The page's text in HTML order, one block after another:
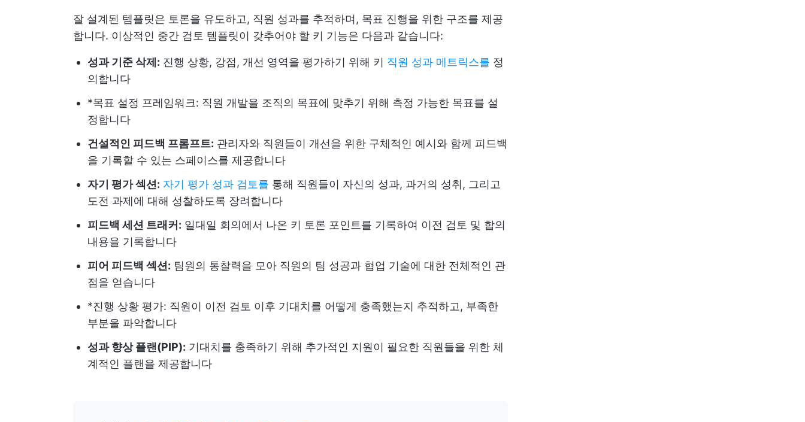
잘 설계된 템플릿은 토론을 유도하고, 직원 성과를 추적하며, 목표 진행을 위한 구조를 제공
합니다. 이상적인 중간 검토 템플릿이 갖추어야 할 키 기능은 다음과 같습니다:
성과 기준 삭제: 진행 상황, 강점, 개선 영역을 평가하기 위해 키 직원 성과 메트릭스를 정
의합니다
*목표 설정 프레임워크: 직원 개발을 조직의 목표에 맞추기 위해 측정 가능한 목표를 설
정합니다
건설적인 피드백 프롬프트: 관리자와 직원들이 개선을 위한 구체적인 예시와 함께 피드백
을 기록할 수 있는 스페이스를 제공합니다
자기 평가 섹션: 자기 평가 성과 검토를 통해 직원들이 자신의 성과, 과거의 성취, 그리고
도전 과제에 대해 성찰하도록 장려합니다
피드백 세션 트래커: 일대일 회의에서 나온 키 토론 포인트를 기록하여 이전 검토 및 합의
내용을 기록합니다
피어 피드백 섹션: 팀원의 통찰력을 모아 직원의 팀 성공과 협업 기술에 대한 전체적인 관
점을 얻습니다
*진행 상황 평가: 직원이 이전 검토 이후 기대치를 어떻게 충족했는지 추적하고, 부족한
부분을 파악합니다
성과 향상 플랜(PIP): 기대치를 충족하기 위해 추가적인 지원이 필요한 직원들을 위한 체
계적인 플랜을 제공합니다